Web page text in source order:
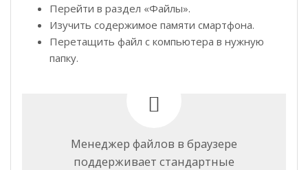
Перейти в раздел «Файлы».
Изучить содержимое памяти смартфона.
Перетащить файл с компьютера в нужную
папку.
Менеджер файлов в браузере
поддерживает стандартные